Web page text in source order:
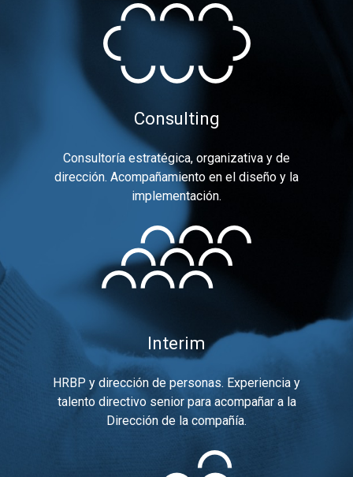
Consulting
Consultoría estratégica, organizativa y de
dirección. Acompañamiento en el diseño y la
implementación.
Interim
HRBP y dirección de personas. Experiencia y
talento directivo senior para acompañar a la
Dirección de la compañía.